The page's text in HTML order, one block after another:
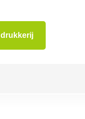
drukkerij